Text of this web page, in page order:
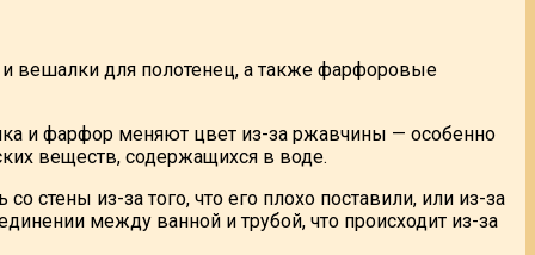
вешалки для полотенец, а также фарфоровые
и фарфор меняют цвет из-за ржавчины — особенно
веществ, содержащихся в воде.
стены из-за того, что его плохо поставили, или из-за
между ванной и трубой, что происходит из-за